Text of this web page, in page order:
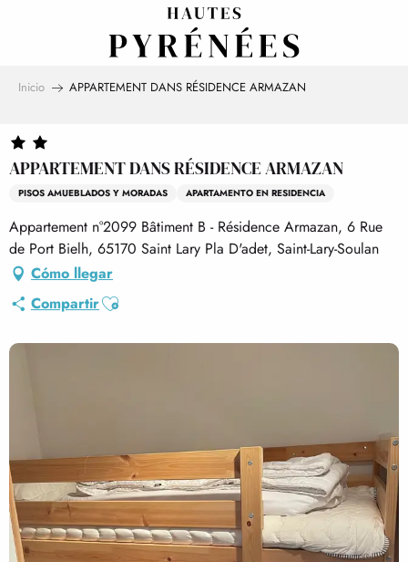
Inicio APPARTEMENT DANS RÉSIDENCE ARMAZAN
APPARTEMENT DANS RÉSIDENCE ARMAZAN
PISOS AMUEBLADOS Y MORADAS APARTAMENTO EN RESIDENCIA
Appartement n°2099 Bâtiment B - Résidence Armazan, 6 Rue
de Port Bielh, 65170 Saint Lary Pla D'adet, Saint-Lary-Soulan
Cómo llegar
CompartirAjouter aux favoris